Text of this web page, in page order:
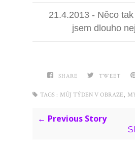
21.4.2013 - Něco
jsem dlouho
SHARE TWEET
TAGS : MŮJ TÝDEN V OBRAZE,
← Previous Story